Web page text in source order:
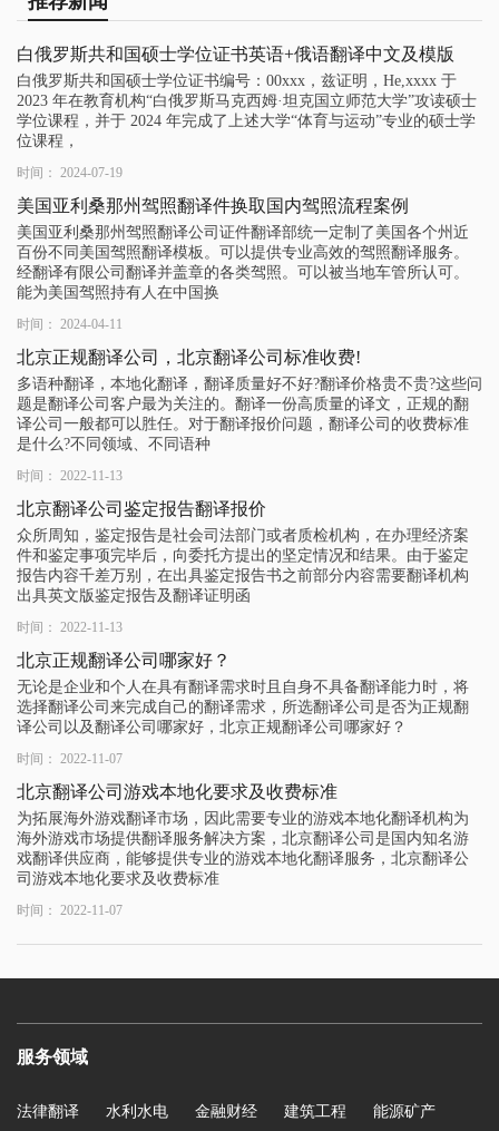
白俄罗斯共和国硕士学位证书英语+俄语翻译中文及模版
白俄罗斯共和国硕士学位证书编号：00xxx，兹证明，He,xxxx 于
2023 年在教育机构“白俄罗斯马克西姆·坦克国立师范大学”攻读硕士
学位课程，并于 2024 年完成了上述大学“体育与运动”专业的硕士学
位课程，
时间： 2024-07-19
美国亚利桑那州驾照翻译件换取国内驾照流程案例
美国亚利桑那州驾照翻译公司证件翻译部统一定制了美国各个州近
百份不同美国驾照翻译模板。可以提供专业高效的驾照翻译服务。
经翻译有限公司翻译并盖章的各类驾照。可以被当地车管所认可。
能为美国驾照持有人在中国换
时间： 2024-04-11
北京正规翻译公司，北京翻译公司标准收费!
多语种翻译，本地化翻译，翻译质量好不好?翻译价格贵不贵?这些问
题是翻译公司客户最为关注的。翻译一份高质量的译文，正规的翻
译公司一般都可以胜任。对于翻译报价问题，翻译公司的收费标准
是什么?不同领域、不同语种
时间： 2022-11-13
北京翻译公司鉴定报告翻译报价
众所周知，鉴定报告是社会司法部门或者质检机构，在办理经济案
件和鉴定事项完毕后，向委托方提出的坚定情况和结果。由于鉴定
报告内容千差万别，在出具鉴定报告书之前部分内容需要翻译机构
出具英文版鉴定报告及翻译证明函
时间： 2022-11-13
北京正规翻译公司哪家好？
无论是企业和个人在具有翻译需求时且自身不具备翻译能力时，将
选择翻译公司来完成自己的翻译需求，所选翻译公司是否为正规翻
译公司以及翻译公司哪家好，北京正规翻译公司哪家好？
时间： 2022-11-07
北京翻译公司游戏本地化要求及收费标准
为拓展海外游戏翻译市场，因此需要专业的游戏本地化翻译机构为
海外游戏市场提供翻译服务解决方案，北京翻译公司是国内知名游
戏翻译供应商，能够提供专业的游戏本地化翻译服务，北京翻译公
司游戏本地化要求及收费标准
时间： 2022-11-07
服务领域
法律翻译 水利水电 金融财经 建筑工程 能源矿产